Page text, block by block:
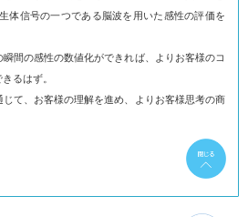
体信号の一つである脳波を用いた感性の評価を
間の感性の数値化ができれば、よりお客様のコ
るはず。
て、お客様の理解を進め、よりお客様思考の商